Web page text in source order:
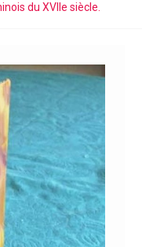
du XVIIe siècle.